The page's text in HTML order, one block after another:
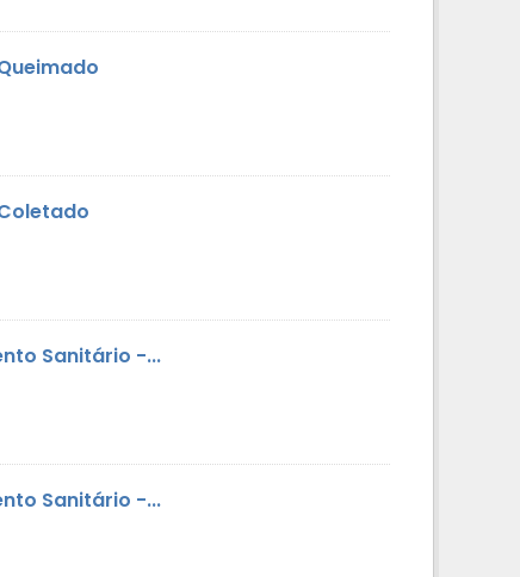
Sanitário -...
Sanitário -...